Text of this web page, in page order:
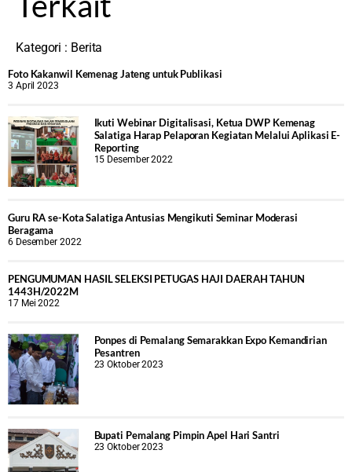
Kategori : Berita
Foto Kakanwil Kemenag Jateng untuk Publikasi
3 April 2023
Ikuti Webinar Digitalisasi, Ketua DWP Kemenag
Salatiga Harap Pelaporan Kegiatan Melalui Aplikasi E-
Reporting
15 Desember 2022
Guru RA se-Kota Salatiga Antusias Mengikuti Seminar Moderasi
Beragama
6 Desember 2022
PENGUMUMAN HASIL SELEKSI PETUGAS HAJI DAERAH TAHUN
1443H/2022M
17 Mei 2022
Ponpes di Pemalang Semarakkan Expo Kemandirian
Pesantren
23 Oktober 2023
Bupati Pemalang Pimpin Apel Hari Santri
23 Oktober 2023